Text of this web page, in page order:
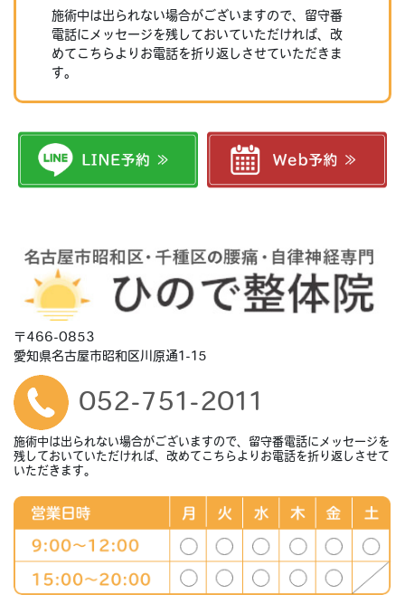
施術中は出られない場合がございますので、留守番
電話にメッセージを残しておいていただければ、改
めてこちらよりお電話を折り返しさせていただきま
す。
〒466-0853
愛知県名古屋市昭和区川原通1-15
052-751-2011
施術中は出られない場合がございますので、留守番電話にメッセージを
残しておいていただければ、改めてこちらよりお電話を折り返しさせて
いただきます。